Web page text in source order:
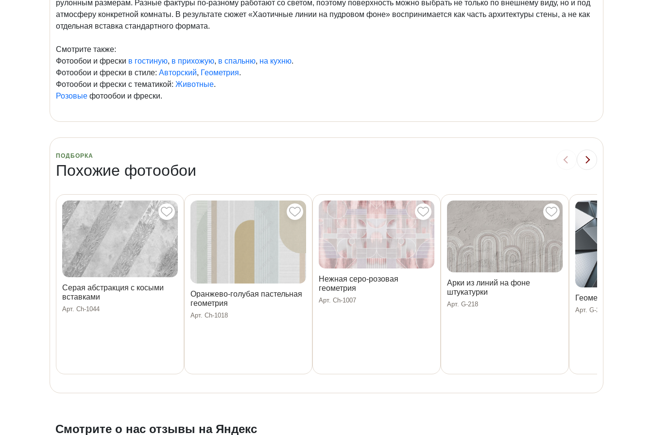
рулонным размерам. Разные фактуры по-разному работают со светом, поэтому поверхность можно выбрать не только по внешнему виду, но и под
атмосферу конкретной комнаты. В результате сюжет «Хаотичные линии на пудровом фоне» воспринимается как часть архитектуры стены, а не как
отдельная вставка стандартного формата.
Смотрите также:
Фотообои и фрески в гостиную, в прихожую, в спальню, на кухню.
Фотообои и фрески в стиле: Авторский, Геометрия.
Фотообои и фрески с тематикой: Животные.
Розовые фотообои и фрески.
ПОДБОРКА
Похожие фотообои
Серая абстракция с косыми
вставками
Арт. Ch-1044
Оранжево-голубая пастельная
геометрия
Арт. Ch-1018
Нежная серо-розовая
геометрия
Арт. Ch-1007
Арки из линий на фоне
штукатурки
Арт. G-218
Геометрия
Арт. G-217
Смотрите о нас отзывы на Яндекс